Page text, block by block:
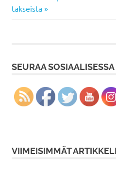
Post:
takseista
SEURAA
VIIMEISIMMÄT